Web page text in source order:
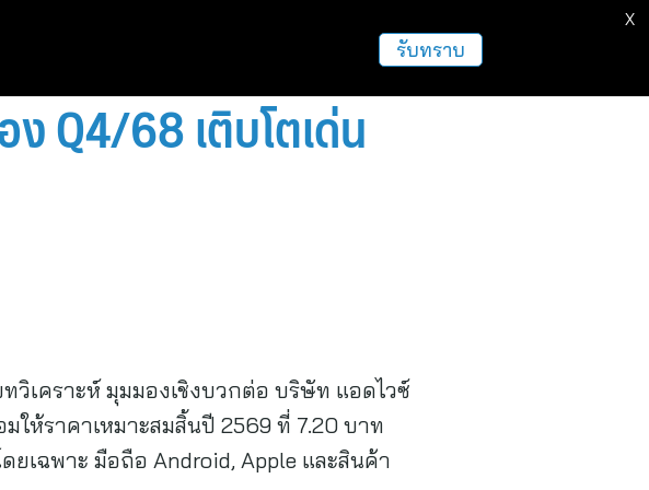
Q4/68 เติบโตเด่น
เคราะห์ มุมมองเชิงบวกต่อ บริษัท แอดไวซ์
ให้ราคาเหมาะสมสิ้นปี 2569 ที่ 7.20 บาท
เฉพาะ มือถือ Android, Apple และสินค้า
รับทราบ
X